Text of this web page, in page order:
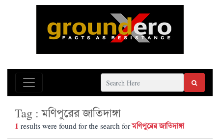
Tag : মণিপুরের জাতিদাঙ্গা
1 results were found for the search forমণিপুরের জাতিদাঙ্গা